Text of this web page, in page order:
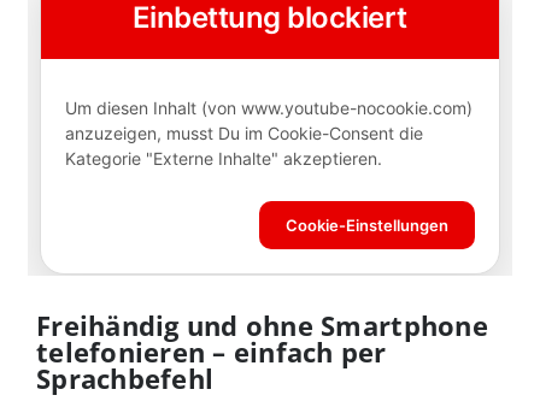
Freihändig und ohne Smartphone
telefonieren – einfach per
Sprachbefehl